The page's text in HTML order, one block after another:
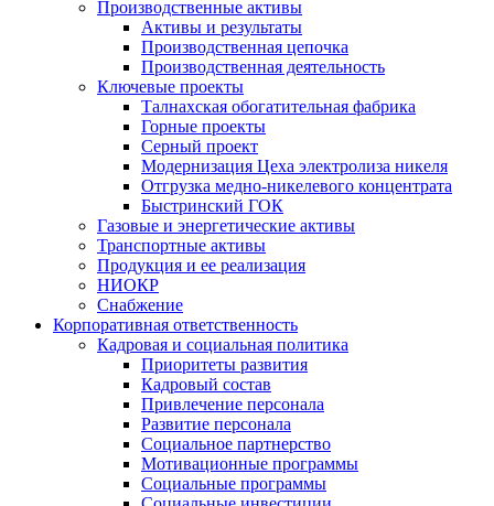
Производственные активы
Активы и результаты
Производственная цепочка
Производственная деятельность
Ключевые проекты
Талнахская обогатительная фабрика
Горные проекты
Серный проект
Модернизация Цеха электролиза никеля
Отгрузка медно-никелевого концентрата
Быстринский ГОК
Газовые и энергетические активы
Транспортные активы
Продукция и ее реализация
НИОКР
Снабжение
Корпоративная ответственность
Кадровая и социальная политика
Приоритеты развития
Кадровый состав
Привлечение персонала
Развитие персонала
Социальное партнерство
Мотивационные программы
Социальные программы